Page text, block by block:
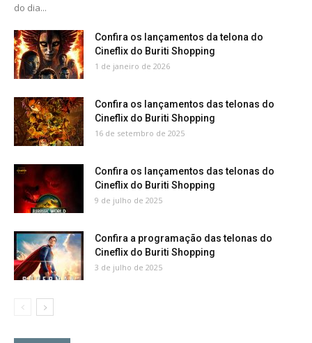
do dia...
Confira os lançamentos da telona do
Cineflix do Buriti Shopping
1 de janeiro de 2026
Confira os lançamentos das telonas do
Cineflix do Buriti Shopping
16 de setembro de 2025
Confira os lançamentos das telonas do
Cineflix do Buriti Shopping
9 de julho de 2025
Confira a programação das telonas do
Cineflix do Buriti Shopping
3 de julho de 2025